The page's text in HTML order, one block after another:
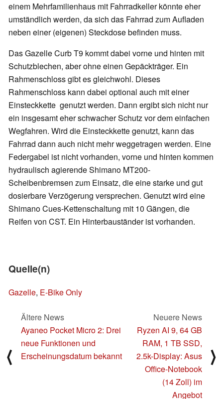
einem Mehrfamilienhaus mit Fahrradkeller könnte eher
umständlich werden, da sich das Fahrrad zum Aufladen
neben einer (eigenen) Steckdose befinden muss.
Das Gazelle Curb T9 kommt dabei vorne und hinten mit
Schutzblechen, aber ohne einen Gepäckträger. Ein
Rahmenschloss gibt es gleichwohl. Dieses
Rahmenschloss kann dabei optional auch mit einer
Einsteckkette genutzt werden. Dann ergibt sich nicht nur
ein insgesamt eher schwacher Schutz vor dem einfachen
Wegfahren. Wird die Einsteckkette genutzt, kann das
Fahrrad dann auch nicht mehr weggetragen werden. Eine
Federgabel ist nicht vorhanden, vorne und hinten kommen
hydraulisch agierende Shimano MT200-
Scheibenbremsen zum Einsatz, die eine starke und gut
dosierbare Verzögerung versprechen. Genutzt wird eine
Shimano Cues-Kettenschaltung mit 10 Gängen, die
Reifen von CST. Ein Hinterbauständer ist vorhanden.
Quelle(n)
Gazelle, E-Bike Only
⟨
Ältere News
Ayaneo Pocket Micro 2: Drei
neue Funktionen und
Erscheinungsdatum bekannt
Neuere News
Ryzen AI 9, 64 GB
RAM, 1 TB SSD,
2.5k-Display: Asus
Office-Notebook
(14 Zoll) im
Angebot
⟩